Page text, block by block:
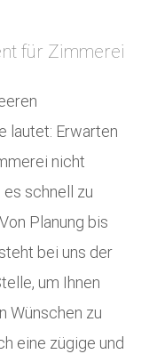
für Zimmerei
lautet: Erwarten
nicht
schnell zu
Planung bis
bei uns der
um Ihnen
Wünschen zu
eine zügige und